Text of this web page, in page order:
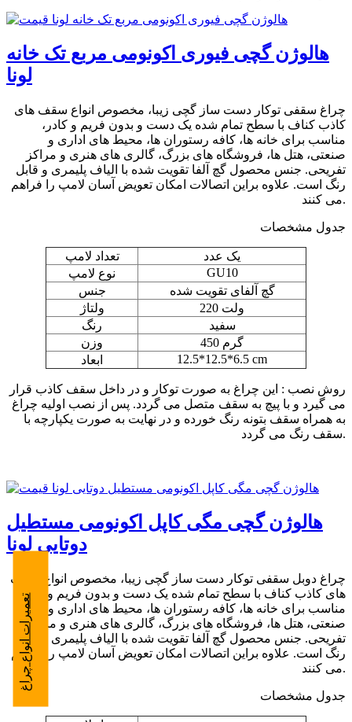
هالوژن گچی فیوری اکونومی مربع تک خانه
لونا
چراغ سقفی توکار دست ساز گچی زیبا، مخصوص انواع سقف های
کاذب کناف با سطح تمام شده یک دست و بدون فریم و کادر،
مناسب برای خانه ها، کافه رستوران ها، محیط های اداری و
صنعتی، هتل ها، فروشگاه های بزرگ، گالری های هنری و مراکز
تفریحی. جنس محصول گچ آلفا تقویت شده با الیاف پلیمری و قابل
رنگ است. علاوه براین اتصالات امکان تعویض آسان لامپ را فراهم
می کنند.
جدول مشخصات
تعداد لامپ
یک عدد
نوع لامپ
GU10
جنس
گچ آلفای تقویت شده
ولتاژ
220 ولت
رنگ
سفید
وزن
450 گرم
ابعاد
12.5*12.5*6.5 cm
روش نصب : این چراغ به صورت توکار و در داخل سقف کاذب قرار
می گیرد و با پیچ به سقف متصل می گردد. پس از نصب اولیه چراغ
به همراه سقف بتونه رنگ خورده و در نهایت به صورت یکپارچه با
سقف رنگ می گردد.
هالوژن گچی مگی کاپل اکونومی مستطیل
دوتایی لونا
چراغ دوبل سقفی توکار دست ساز گچی زیبا، مخصوص انواع سقف
های کاذب کناف با سطح تمام شده یک دست و بدون فریم و کادر،
مناسب برای خانه ها، کافه رستوران ها، محیط های اداری و
صنعتی، هتل ها، فروشگاه های بزرگ، گالری های هنری و مراکز
تفریحی. جنس محصول گچ آلفا تقویت شده با الیاف پلیمری و قابل
رنگ است. علاوه براین اتصالات امکان تعویض آسان لامپ را فراهم
می کنند.
جدول مشخصات
تعمیرات انواع چراغ